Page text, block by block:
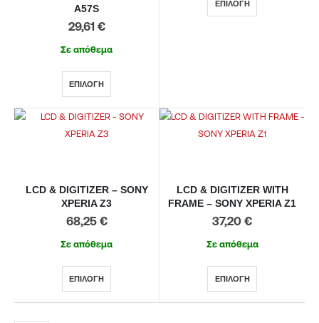
A57S
29,61 €
Σε απόθεμα
ΕΠΙΛΟΓΉ
ΕΠΙΛΟΓΉ
LCD & DIGITIZER – SONY
XPERIA Z3
68,25 €
Σε απόθεμα
ΕΠΙΛΟΓΉ
LCD & DIGITIZER WITH
FRAME – SONY XPERIA Z1
37,20 €
Σε απόθεμα
ΕΠΙΛΟΓΉ